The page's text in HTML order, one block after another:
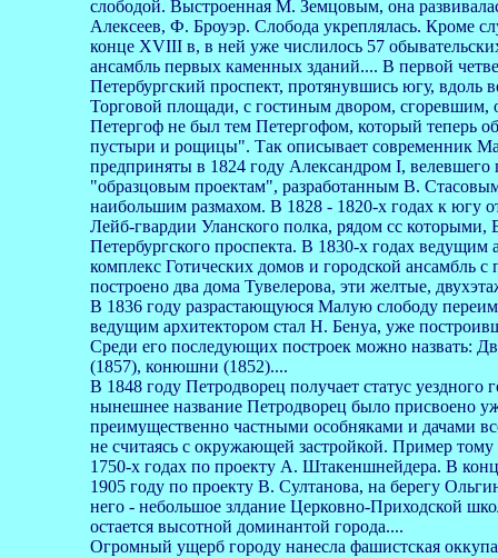
слободой. Выстроенная М. Земцовым, она
Алексеев, Ф. Броуэр. Слобода укреплялась. Кроме
конце XVIII в, в ней уже числилось 57
ансамбль первых каменных зданий.... В первой
Петербургский проспект, протянувшись югу, вдоль
Торговой площади, с гостиным двором,
Петергоф не был тем Петергофом, который теперь
пустыри и рощицы". Так описывает современник
предприняты в 1824 году Александром I, велевшего
"образцовым проектам", разработанным В.
наибольшим размахом. В 1828 - 1820-х годах к югу
Лейб-гвардии Уланского полка, рядом сс которыми,
Петербургского проспекта. В 1830-х годах
комплекс Готических домов и городской ансамбль
построено два дома Тувелерова, эти желтые,
В 1836 году разрастающуюся Малую слободу
ведущим архитектором стал Н. Бенуа, уже
Среди его последующих построек можно назвать:
(1857), конюшни (1852)....
В 1848 году Петродворец получает статус
нынешнее название Петродворец было присвоено
преимущественно частными особняками и дачами
не считаясь с окружающей застройкой. Пример тому
1750-х годах по проекту А. Штакеншнейдера. В
1905 году по проекту В. Султанова, на берегу
него - небольшое злдание Церковно-Приходской
остается высотной доминантой города....
Огромный ущерб городу нанесла фашистская